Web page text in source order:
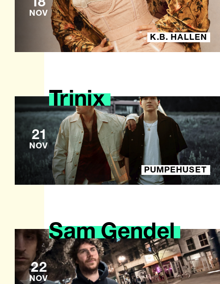
NOV
K.B. HALLEN
21
NOV
Trinix
PUMPEHUSET
22
NOV
SamGendel